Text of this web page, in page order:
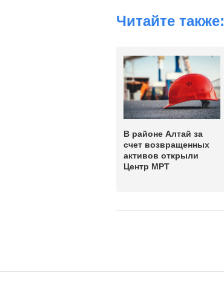
Читайте также:
В районе Алтай за
счет возвращенных
активов открыли
Центр МРТ